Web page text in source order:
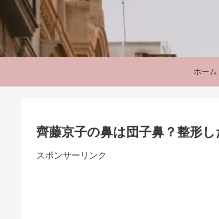
ホーム
齊藤京子の鼻は団子鼻？整形
スポンサーリンク